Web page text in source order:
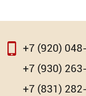
⇦
Горелка
⇦
+7 (920)
+7 (930)
+7 (831)